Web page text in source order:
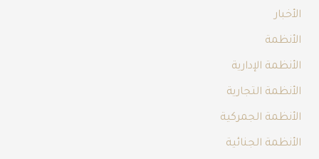
الأخبار
الأنظمة
الأنظمة الإدارية
الأنظمة التجارية
الأنظمة الجمركية
الأنظمة الجنائية